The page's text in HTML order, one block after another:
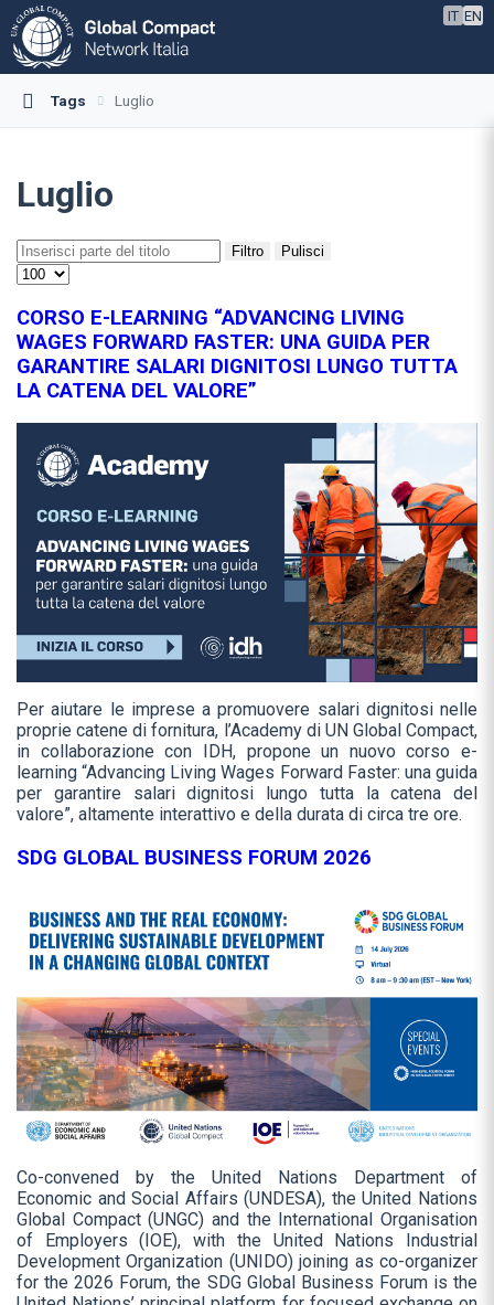
IT EN
Tags Luglio
Luglio
Filtro Pulisci
CORSO E-LEARNING “ADVANCING LIVING
WAGES FORWARD FASTER: UNA GUIDA PER
GARANTIRE SALARI DIGNITOSI LUNGO TUTTA
LA CATENA DEL VALORE”
Per aiutare le imprese a promuovere salari dignitosi nelle
proprie catene di fornitura, l’Academy di UN Global Compact,
in collaborazione con IDH, propone un nuovo corso e-
learning “Advancing Living Wages Forward Faster: una guida
per garantire salari dignitosi lungo tutta la catena del
valore”, altamente interattivo e della durata di circa tre ore.
SDG GLOBAL BUSINESS FORUM 2026
Co-convened by the United Nations Department of
Economic and Social Affairs (UNDESA), the United Nations
Global Compact (UNGC) and the International Organisation
of Employers (IOE), with the United Nations Industrial
Development Organization (UNIDO) joining as co-organizer
for the 2026 Forum, the SDG Global Business Forum is the